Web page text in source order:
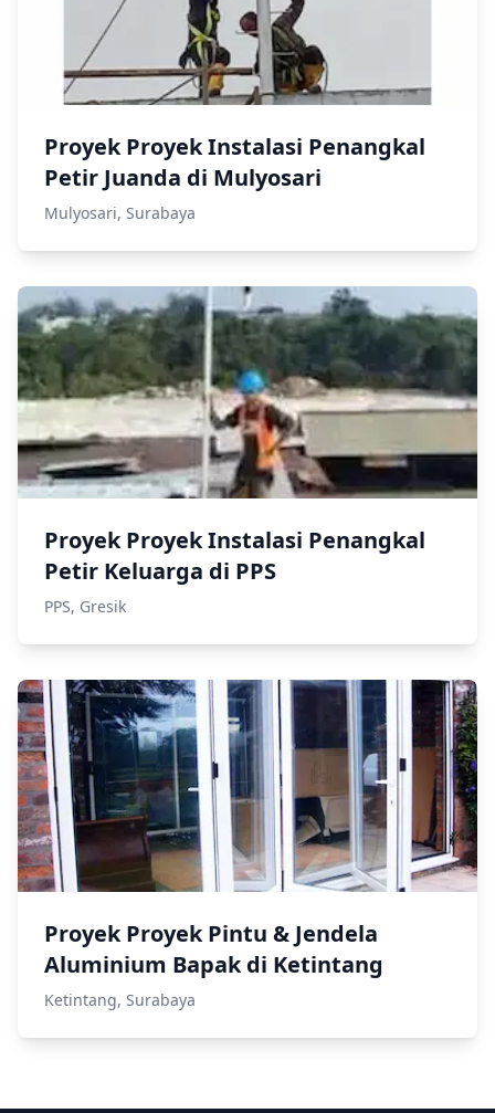
Proyek Proyek Instalasi Penangkal
Petir Juanda di Mulyosari
Mulyosari, Surabaya
Proyek Proyek Instalasi Penangkal
Petir Keluarga di PPS
PPS, Gresik
Proyek Proyek Pintu & Jendela
Aluminium Bapak di Ketintang
Ketintang, Surabaya